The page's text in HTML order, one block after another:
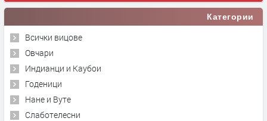
Категории
Всички вицове
Овчари
Индианци и Каубои
Годеници
Нане и Вуте
Слаботелесни